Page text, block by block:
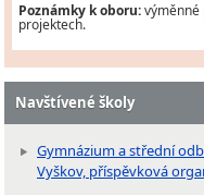
Poznámky k oboru:výměnné
projektech.
Navštívené školy
Gymnázium a střední
Vyškov, příspěvková